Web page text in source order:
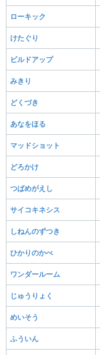
ローキック
けたぐり
ビルドアップ
みきり
どくづき
あなをほる
マッドショット
どろかけ
つばめがえし
サイコキネシス
しねんのずつき
ひかりのかべ
ワンダールーム
じゅうりょく
めいそう
ふういん